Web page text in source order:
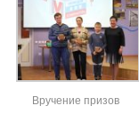
Вручение призов